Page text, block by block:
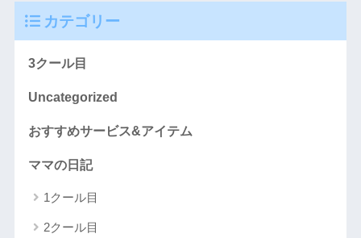
カテゴリー
3クール目
Uncategorized
おすすめサービス&アイテム
ママの日記
1クール目
2クール目